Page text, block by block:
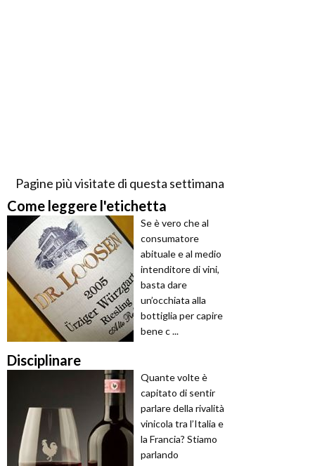
Pagine più visitate di questa settimana
Come leggere l'etichetta
Se è vero che al
consumatore
abituale e al medio
intenditore di vini,
basta dare
un’occhiata alla
bottiglia per capire
bene c ...
Disciplinare
Quante volte è
capitato di sentir
parlare della rivalità
vinicola tra l’Italia e
la Francia? Stiamo
parlando